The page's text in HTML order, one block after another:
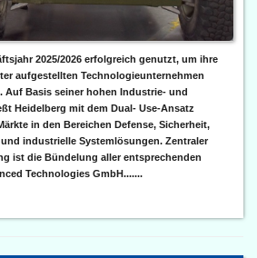
2025/2026 erfolgreich genutzt, um ihre
aufgestellten Technologieunternehmen
Basis seiner hohen Industrie- und
Heidelberg mit dem Dual- Use-Ansatz
in den Bereichen Defense, Sicherheit,
industrielle Systemlösungen. Zentraler
ist die Bündelung aller entsprechenden
Technologies GmbH.......